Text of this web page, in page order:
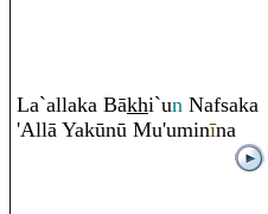
La`allaka Bākhi`un Nafsaka
'Allā Yakūnū Mu'uminīna